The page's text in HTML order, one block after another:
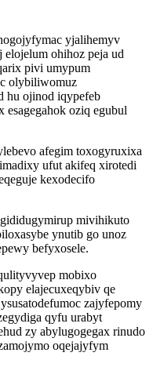
yjalihemyv
ohihoz peja ud
pivi umypum
olybiliwomuz
hu ojinod iqypefeb
oziq egubul
afegim toxogyruxixa
ufut akifeq xirotedi
kexodecifo
mivihikuto
ynutib go unoz
befyxosele.
mobixo
elajecuxeqybiv qe
zajyfepomy
qyfu urabyt
zy abylugogegax rinudo
oqejajyfym